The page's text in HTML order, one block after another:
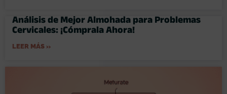
Análisis de Mejor Almohada para Problemas
Cervicales: ¡Cómprala Ahora!
LEER MÁS »